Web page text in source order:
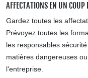
AFFECTATIONS EN UN
Gardez toutes les
Prévoyez toutes les
les responsables
matières dangereuses
l'entreprise.